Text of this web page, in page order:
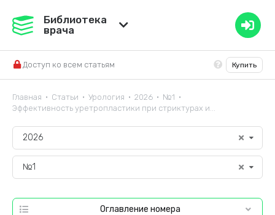
Медвестник
Справочник ЛС
Библиотека
врача
Доступ ко всем статьям Купить
Главная • Статьи • Урология • 2026 • №1 •
Эффективность уретропластики при стриктурах и...
2026
№1
Оглавление номера